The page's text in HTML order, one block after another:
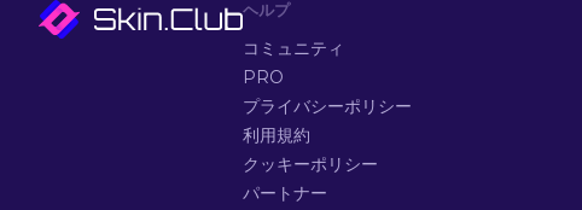
ヘルプ
コミュニティ
PRO
プライバシーポリシー
利用規約
クッキーポリシー
パートナー